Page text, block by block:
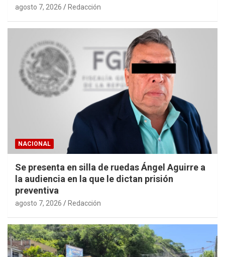
agosto 7, 2026 Redacción
NACIONAL
Se presenta en silla de ruedas Ángel Aguirre a
la audiencia en la que le dictan prisión
preventiva
agosto 7, 2026 Redacción